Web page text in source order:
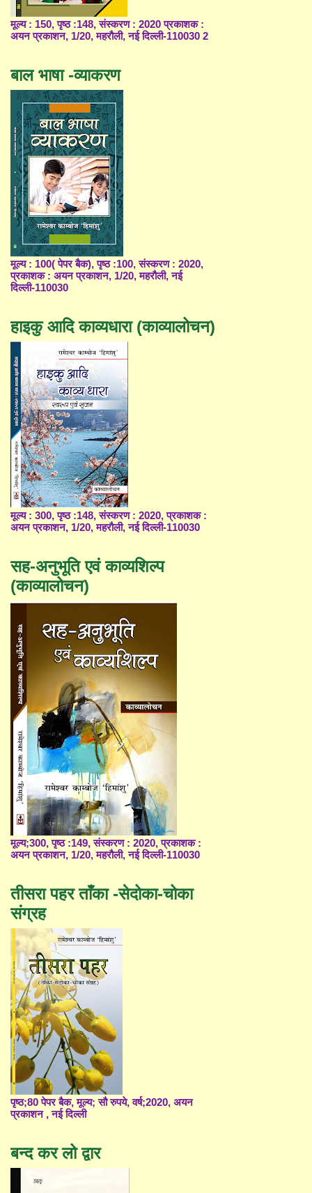
मूल्य : 150, पृष्ठ :148, संस्करण : 2020 प्रकाशक :
अयन प्रकाशन, 1/20, महरौली, नई दिल्ली-110030 2
बाल भाषा -व्याकरण
मूल्य : 100( पेपर बैक), पृष्ठ :100, संस्करण : 2020,
प्रकाशक : अयन प्रकाशन, 1/20, महरौली, नई
दिल्ली-110030
हाइकु आदि काव्यधारा (काव्यालोचन)
मूल्य : 300, पृष्ठ :148, संस्करण : 2020, प्रकाशक :
अयन प्रकाशन, 1/20, महरौली, नई दिल्ली-110030
सह-अनुभूति एवं काव्यशिल्प
(काव्यालोचन)
मूल्य;300, पृष्ठ :149, संस्करण : 2020, प्रकाशक :
अयन प्रकाशन, 1/20, महरौली, नई दिल्ली-110030
तीसरा पहर ताँका -सेदोका-चोका
संग्रह
पृष्ठ;80 पेपर बैक, मूल्य; सौ रुपये, वर्ष;2020, अयन
प्रकाशन , नई दिल्ली
बन्द कर लो द्वार